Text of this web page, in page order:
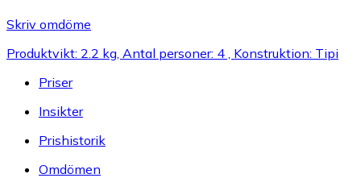
Skriv omdöme
Produktvikt: 2.2 kg, Antal personer: 4 , Konstruktion: Tipi
Priser
Insikter
Prishistorik
Omdömen